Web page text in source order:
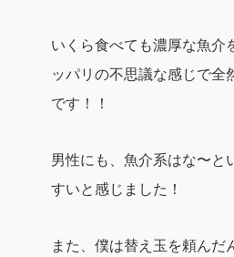
いくら食べても濃厚な魚介
ッパリの不思議な感じで全
です！！
男性にも、魚介系はな〜と
すいと感じました！
また、僕は替え玉を頼んだ